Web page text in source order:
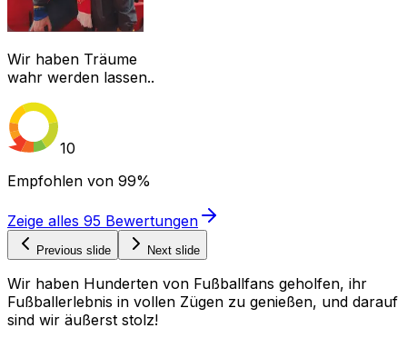
Wir haben Träume
wahr werden lassen..
10
Empfohlen von 99%
Zeige alles 95 Bewertungen
Previous slide Next slide
Wir haben Hunderten von Fußballfans geholfen, ihr
Fußballerlebnis in vollen Zügen zu genießen, und darauf
sind wir äußerst stolz!